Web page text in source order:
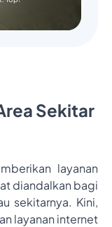
Sekitar
layanan
diandalkan bagi
sekitarnya. Kini,
layanan internet